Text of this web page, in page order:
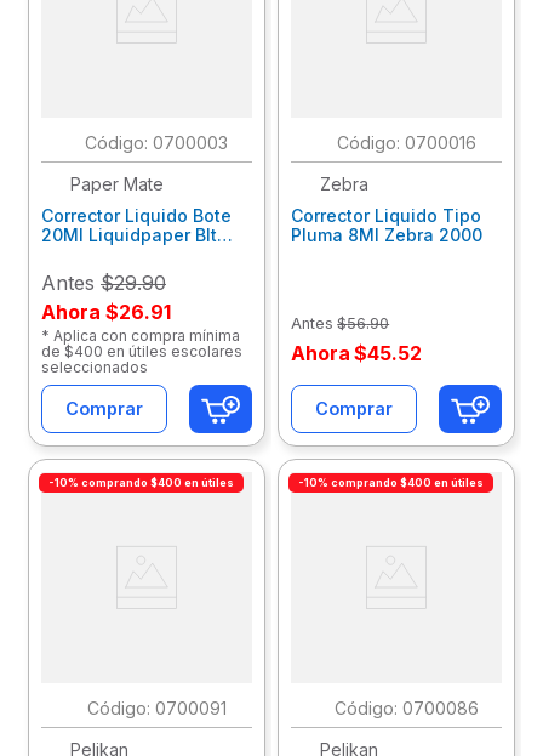
: 0700003
Paper Mate
Corrector Liquido Bote
20Ml Liquidpaper Blt
Antes $29.90
Ahora $26.91
* Aplica con compra mínima
de $400 en útiles escolares
seleccionados
Comprar
: 0700016
Zebra
Corrector Liquido Tipo
Pluma 8Ml Zebra 2000
Antes $56.90
Ahora $45.52
Comprar
-10% comprando $400 en útiles
: 0700091
Pelikan
-10% comprando $400 en útiles
: 0700086
Pelikan